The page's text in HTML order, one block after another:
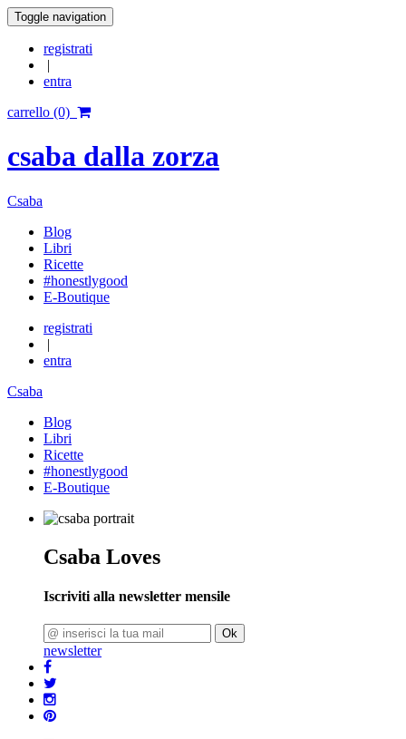
Toggle navigation
registrati
|
entra
carrello (0)
csaba dalla zorza
Csaba
Blog
Libri
Ricette
#honestlygood
E-Boutique
registrati
|
entra
Csaba
Blog
Libri
Ricette
#honestlygood
E-Boutique
Csaba Loves
Iscriviti alla newsletter mensile
Ok
newsletter